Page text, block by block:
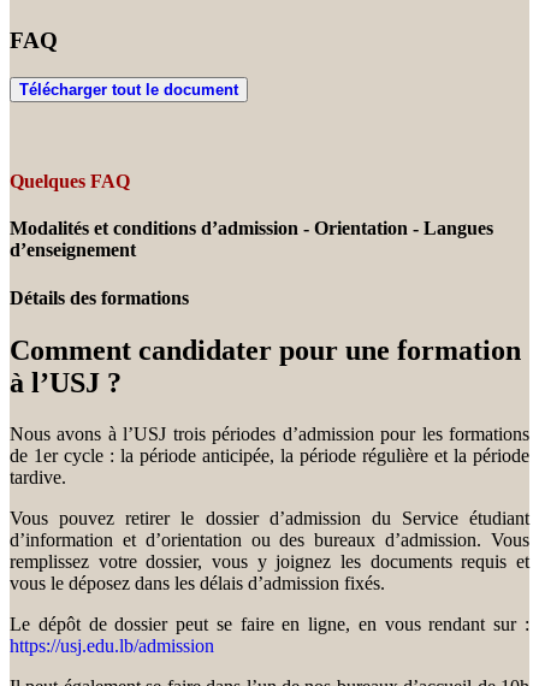
FAQ
Télécharger tout le document
Quelques FAQ
Modalités et conditions d’admission - Orientation - Langues
d’enseignement
Détails des formations
Comment candidater pour une formation
à l’USJ ?
Nous avons à l’USJ trois périodes d’admission pour les formations
de 1er cycle : la période anticipée, la période régulière et la période
tardive.
Vous pouvez retirer le dossier d’admission du Service étudiant
d’information et d’orientation ou des bureaux d’admission. Vous
remplissez votre dossier, vous y joignez les documents requis et
vous le déposez dans les délais d’admission fixés.
Le dépôt de dossier peut se faire en ligne, en vous rendant sur :
https://usj.edu.lb/admission